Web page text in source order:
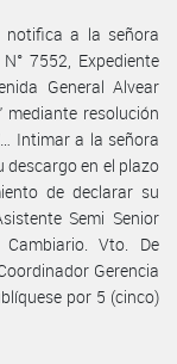
notifica a la señora
7552, Expediente
General Alvear
mediante resolución
Intimar a la señora
descargo en el plazo
de declarar su
Semi Senior
Vto. De
Gerencia
por 5 (cinco)